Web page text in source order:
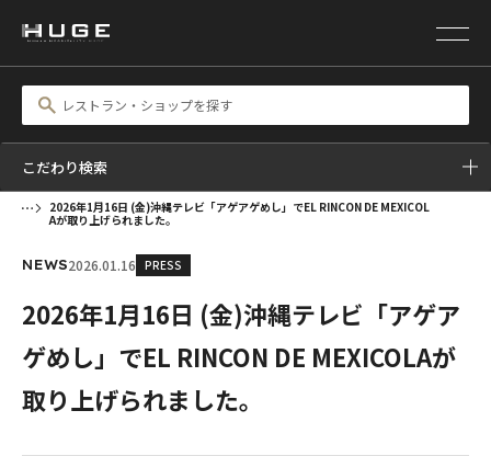
こだわり検索
2026年1月16日 (金)沖縄テレビ「アゲアゲめし」でEL RINCON DE MEXICOL
Aが取り上げられました。
NEWS2026.01.16 PRESS
2026年1月16日 (金)沖縄テレビ「アゲア
ゲめし」でEL RINCON DE MEXICOLAが
取り上げられました。